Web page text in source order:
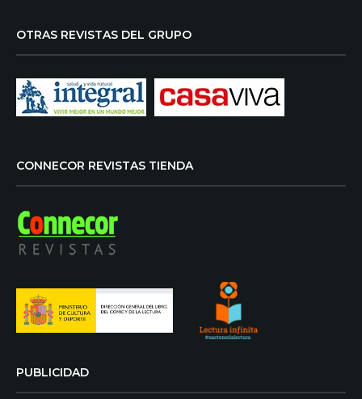
OTRAS REVISTAS DEL GRUPO
CONNECOR REVISTAS TIENDA
PUBLICIDAD